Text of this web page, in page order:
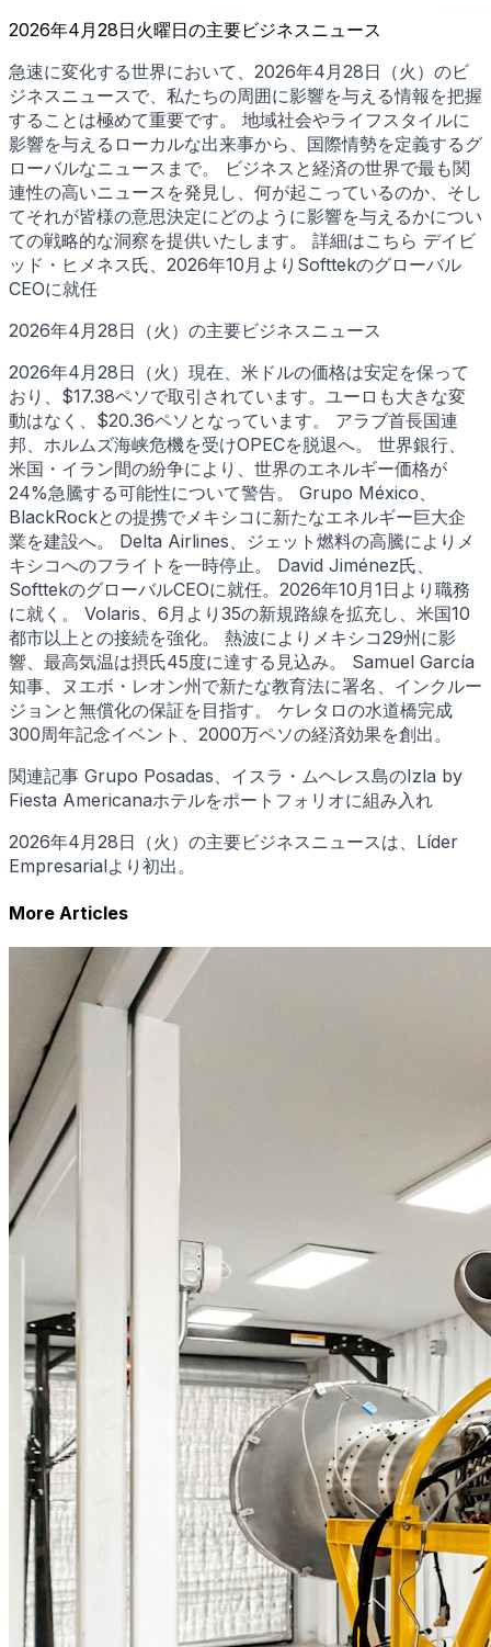
2026年4月28日火曜日の主要ビジネスニュース
急速に変化する世界において、2026年4月28日（火）のビ
ジネスニュースで、私たちの周囲に影響を与える情報を把握
することは極めて重要です。 地域社会やライフスタイルに
影響を与えるローカルな出来事から、国際情勢を定義するグ
ローバルなニュースまで。 ビジネスと経済の世界で最も関
連性の高いニュースを発見し、何が起こっているのか、そし
てそれが皆様の意思決定にどのように影響を与えるかについ
ての戦略的な洞察を提供いたします。 詳細はこちら デイビ
ッド・ヒメネス氏、2026年10月よりSofttekのグローバル
CEOに就任
2026年4月28日（火）の主要ビジネスニュース
2026年4月28日（火）現在、米ドルの価格は安定を保って
おり、$17.38ペソで取引されています。ユーロも大きな変
動はなく、$20.36ペソとなっています。 アラブ首長国連
邦、ホルムズ海峡危機を受けOPECを脱退へ。 世界銀行、
米国・イラン間の紛争により、世界のエネルギー価格が
24%急騰する可能性について警告。 Grupo México、
BlackRockとの提携でメキシコに新たなエネルギー巨大企
業を建設へ。 Delta Airlines、ジェット燃料の高騰によりメ
キシコへのフライトを一時停止。 David Jiménez氏、
SofttekのグローバルCEOに就任。2026年10月1日より職務
に就く。 Volaris、6月より35の新規路線を拡充し、米国10
都市以上との接続を強化。 熱波によりメキシコ29州に影
響、最高気温は摂氏45度に達する見込み。 Samuel García
知事、ヌエボ・レオン州で新たな教育法に署名、インクルー
ジョンと無償化の保証を目指す。 ケレタロの水道橋完成
300周年記念イベント、2000万ペソの経済効果を創出。
関連記事 Grupo Posadas、イスラ・ムヘレス島のIzla by
Fiesta Americanaホテルをポートフォリオに組み入れ
2026年4月28日（火）の主要ビジネスニュースは、Líder
Empresarialより初出。
More Articles